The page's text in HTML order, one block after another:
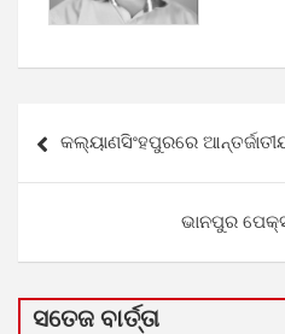
navigation
କଲ୍ୟାଣସିଂହପୁରରେ
ଭାନପୁର
ସତେଜ ବାର୍ତ୍ତା